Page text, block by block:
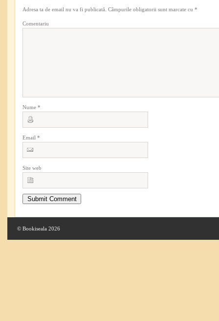
Adresa ta de email nu va fi publicată. Câmpurile obligatorii sunt marcate cu *
Comentariu
Nume *
Email *
Site web
© Bookiseala 2026